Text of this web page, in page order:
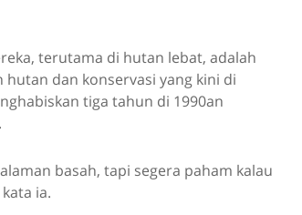
terutama di hutan lebat, adalah
dan konservasi yang kini di
tiga tahun di 1990an
basah, tapi segera paham kalau
ia.